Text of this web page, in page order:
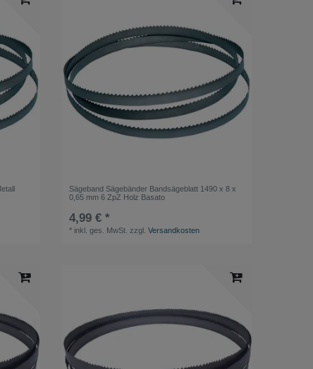
Sägeband Sägebänder Bandsägeblatt 1490 x 8 x
0,65 mm 6 ZpZ Holz Basato
4,99 € *
* inkl. ges. MwSt. zzgl.Versandkosten